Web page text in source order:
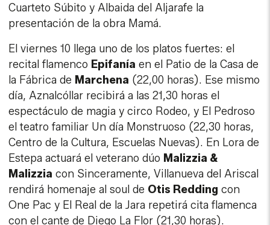
Cuarteto Súbito y Albaida del Aljarafe la
presentación de la obra Mamá.
El viernes 10 llega uno de los platos fuertes: el
recital flamenco Epifanía en el Patio de la Casa de
la Fábrica de Marchena (22,00 horas). Ese mismo
día, Aznalcóllar recibirá a las 21,30 horas el
espectáculo de magia y circo Rodeo, y El Pedroso
el teatro familiar Un día Monstruoso (22,30 horas,
Centro de la Cultura, Escuelas Nuevas). En Lora de
Estepa actuará el veterano dúo Malizzia &
Malizzia con Sinceramente, Villanueva del Ariscal
rendirá homenaje al soul de Otis Redding con
One Pac y El Real de la Jara repetirá cita flamenca
con el cante de Diego La Flor (21,30 horas).